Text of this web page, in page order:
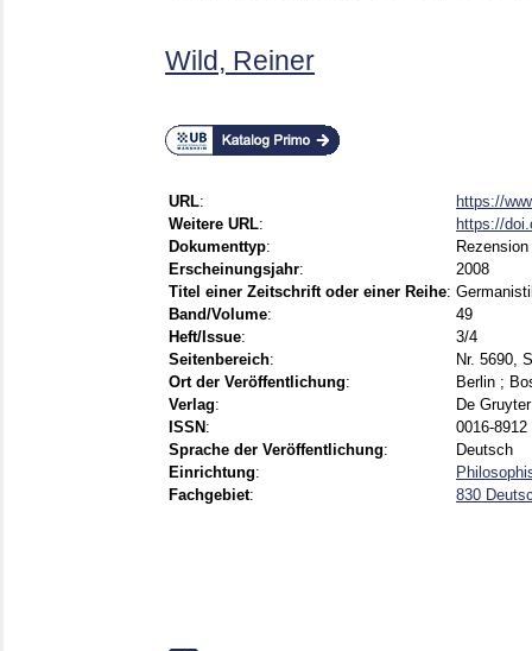
Wild, Reiner
URL:
https://
Weitere URL:
https://
Dokumenttyp:
Rezension
Erscheinungsjahr:
2008
Titel einer Zeitschrift oder einer Reihe:
Band/Volume:
49
Heft/Issue:
3/4
Seitenbereich:
Nr. 5690,
Ort der Veröffentlichung:
Berlin ;
Verlag:
De Gruyter
ISSN :
0016-
Sprache der Veröffentlichung:
Deutsch
Einrichtung:
Fachgebiet: 830